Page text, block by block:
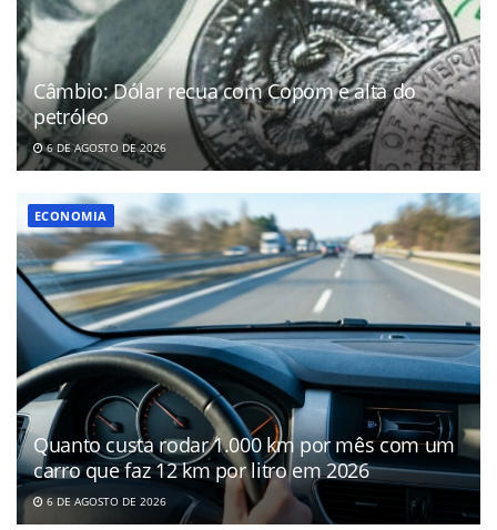
Câmbio: Dólar recua com Copom e alta do
petróleo
6 DE AGOSTO DE 2026
ECONOMIA
Quanto custa rodar 1.000 km por mês com um
carro que faz 12 km por litro em 2026
6 DE AGOSTO DE 2026